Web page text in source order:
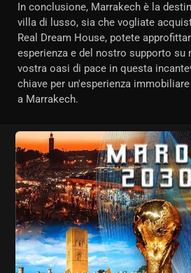
In conclusione, Marrakech è la
villa di lusso, sia che vogliate
Real Dream House, potete
esperienza e del nostro supporto su
vostra oasi di pace in questa
chiave per un'esperienza
a Marrakech.